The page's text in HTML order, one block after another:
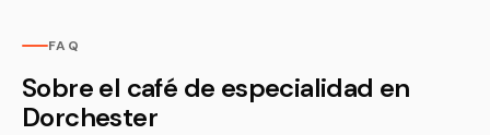
FAQ
Sobre el café de especialidad en
Dorchester